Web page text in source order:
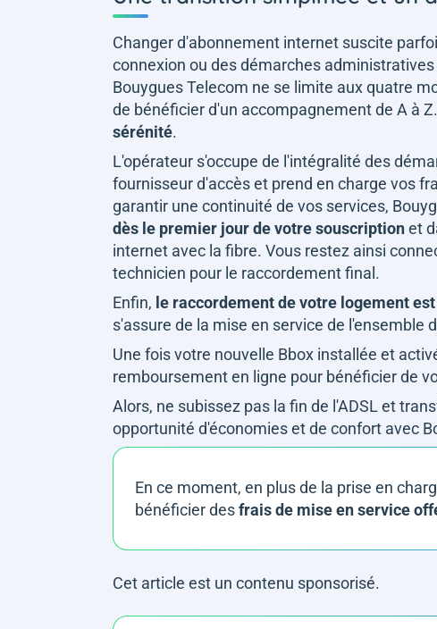
Changer d'abonnement internet suscite
connexion ou des démarches
Bouygues Telecom ne se limite aux quatre
de bénéficier d'un accompagnement de A à
sérénité.
L'opérateur s'occupe de l'intégralité des
fournisseur d'accès et prend en charge vos
garantir une continuité de vos services,
dès le premier jour de votre souscriptionet
internet avec la fibre. Vous restez ainsi
technicien pour le raccordement final.
Enfin, le raccordement de votre logement
s'assure de la mise en service de l'ensemble
Une fois votre nouvelle Bbox installée et
remboursement en ligne pour bénéficier de
Alors, ne subissez pas la fin de l'ADSL et
opportunité d'économies et de confort avec
En ce moment, en plus de la prise en
bénéficier desfrais de mise en service
Cet article est un contenu sponsorisé.